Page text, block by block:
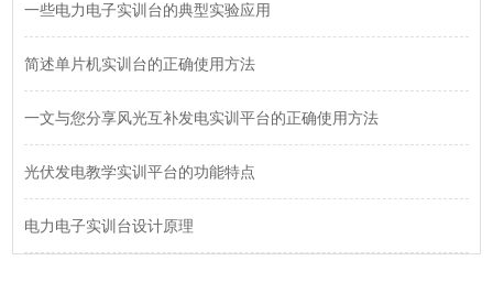
一些电力电子实训台的典型实验应用
简述单片机实训台的正确使用方法
一文与您分享风光互补发电实训平台的正确使用方法
光伏发电教学实训平台的功能特点
电力电子实训台设计原理